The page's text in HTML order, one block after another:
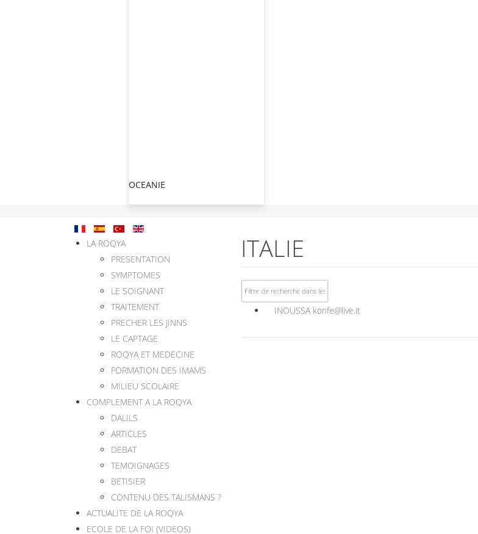
OCEANIE
LA ROQYA
PRESENTATION
SYMPTOMES
LE SOIGNANT
TRAITEMENT
PRECHER LES JINNS
LE CAPTAGE
ROQYA ET MEDECINE
FORMATION DES IMAMS
MILIEU SCOLAIRE
COMPLEMENT A LA ROQYA
DALILS
ARTICLES
DEBAT
TEMOIGNAGES
BETISIER
CONTENU DES TALISMANS ?
ACTUALITE DE LA ROQYA
ECOLE DE LA FOI (VIDEOS)
ITALIE
INOUSSA konfe@live.it